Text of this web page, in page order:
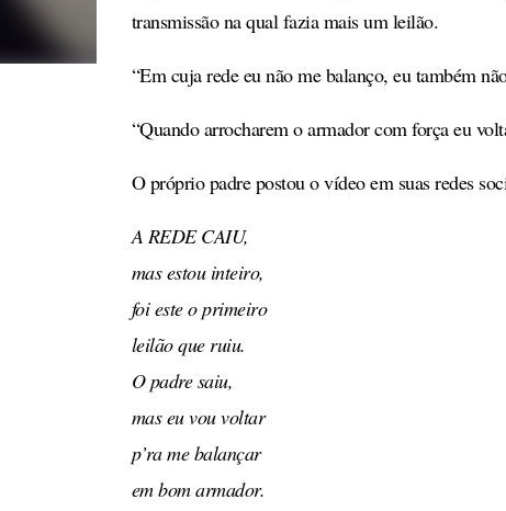
transmissão na qual fazia mais um leilão.
“Em cuja rede eu não me balanço, eu também
“Quando arrocharem o armador com força eu
O próprio padre postou o vídeo em suas redes
A REDE CAIU,
mas estou inteiro,
foi este o primeiro
leilão que ruiu.
O padre saiu,
mas eu vou voltar
p’ra me balançar
em bom armador.